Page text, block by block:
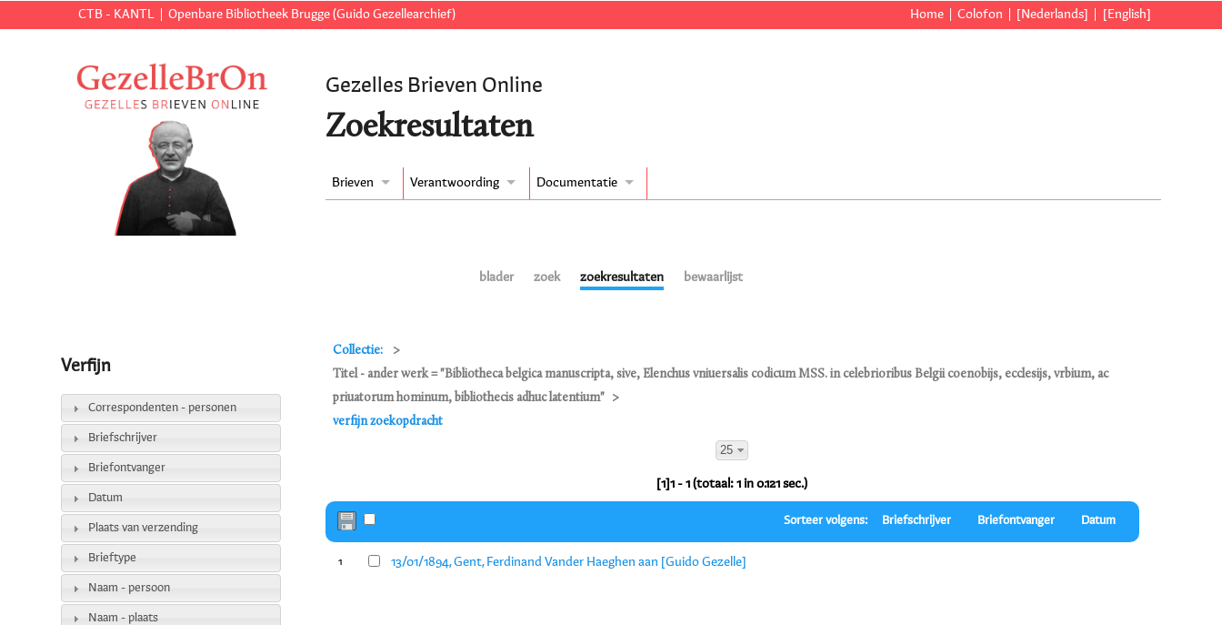
CTB - KANTL Openbare Bibliotheek Brugge (Guido Gezellearchief) Home Colofon [Nederlands] [English]
Gezelles Brieven Online
Zoekresultaten
Brieven Verantwoording Documentatie
blader zoek zoekresultaten bewaarlijst
Collectie:
Titel - ander werk = "Bibliotheca belgica manuscripta, sive, Elenchus vniuersalis codicum MSS. in celebrioribus Belgii coenobijs, ecclesijs, vrbium, ac
priuatorum hominum, bibliothecis adhuc latentium"
verfijn zoekopdracht
25
[1]1 - 1 (totaal: 1 in 0.121 sec.)
Sorteer volgens: Briefschrijver Briefontvanger Datum
1 13/01/1894, Gent, Ferdinand Vander Haeghen aan [Guido Gezelle]
Verfijn
Correspondenten - personen
Briefschrijver
Briefontvanger
Datum
Plaats van verzending
Brieftype
Naam - persoon
Naam - plaats